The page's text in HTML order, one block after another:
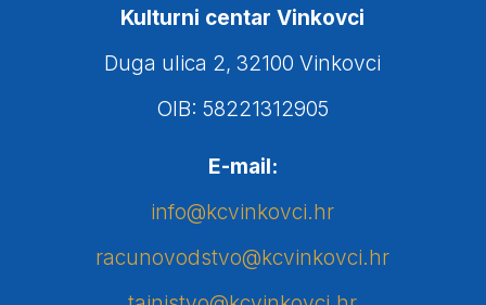
Kulturni centar Vinkovci
Duga ulica 2, 32100 Vinkovci
OIB: 58221312905
E-mail:
info@kcvinkovci.hr
racunovodstvo@kcvinkovci.hr